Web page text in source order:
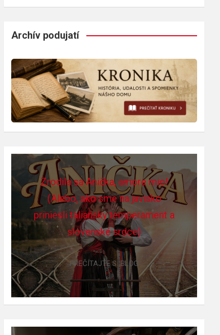
Archív podujatí
Zrodila sa Anička, amore mio!
(Alebo, ako sme na javisko
priniesli taliansky temperament a
slovenské srdce)
PREČÍTAJTE SI BLOG